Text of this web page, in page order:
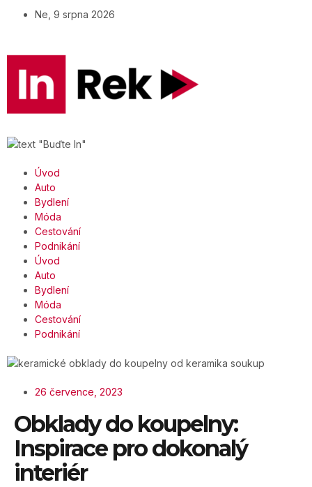
Ne, 9 srpna 2026
Úvod
Auto
Bydlení
Móda
Cestování
Podnikání
Úvod
Auto
Bydlení
Móda
Cestování
Podnikání
26 července, 2023
Obklady do koupelny:
Inspirace pro dokonalý
interiér